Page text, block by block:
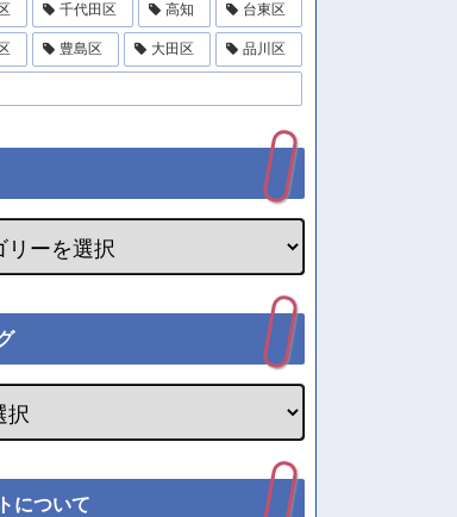
千代田区 高知 台東区
豊島区 大田区 品川区
について